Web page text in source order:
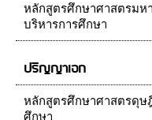
หลักสูตรศึกษาศาสตรมห
บริหารการศึกษา
ปริญญาเอก
หลักสูตรศึกษาศาสตรดุษ
ศึกษา